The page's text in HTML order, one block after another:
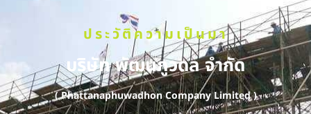
ประวัติความเป็นมา
บริษัท พัฒนภูวดล จำกัด
( Phattanaphuwadhon Company Limited )